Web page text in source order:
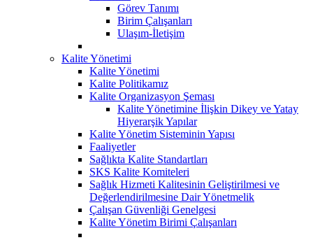
Görev Tanımı
Birim Çalışanları
Ulaşım-İletişim
Kalite Yönetimi
Kalite Yönetimi
Kalite Politikamız
Kalite Organizasyon Şeması
Kalite Yönetimine İlişkin Dikey ve Yatay
Hiyerarşik Yapılar
Kalite Yönetim Sisteminin Yapısı
Faaliyetler
Sağlıkta Kalite Standartları
SKS Kalite Komiteleri
Sağlık Hizmeti Kalitesinin Geliştirilmesi ve
Değerlendirilmesine Dair Yönetmelik
Çalışan Güvenliği Genelgesi
Kalite Yönetim Birimi Çalışanları